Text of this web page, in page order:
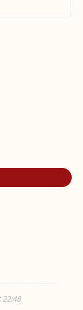
22:48